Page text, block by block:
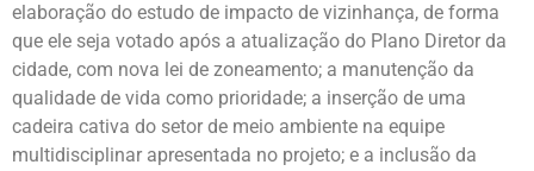
elaboração do estudo de impacto de vizinhança, de forma
que ele seja votado após a atualização do Plano Diretor da
cidade, com nova lei de zoneamento; a manutenção da
qualidade de vida como prioridade; a inserção de uma
cadeira cativa do setor de meio ambiente na equipe
multidisciplinar apresentada no projeto; e a inclusão da